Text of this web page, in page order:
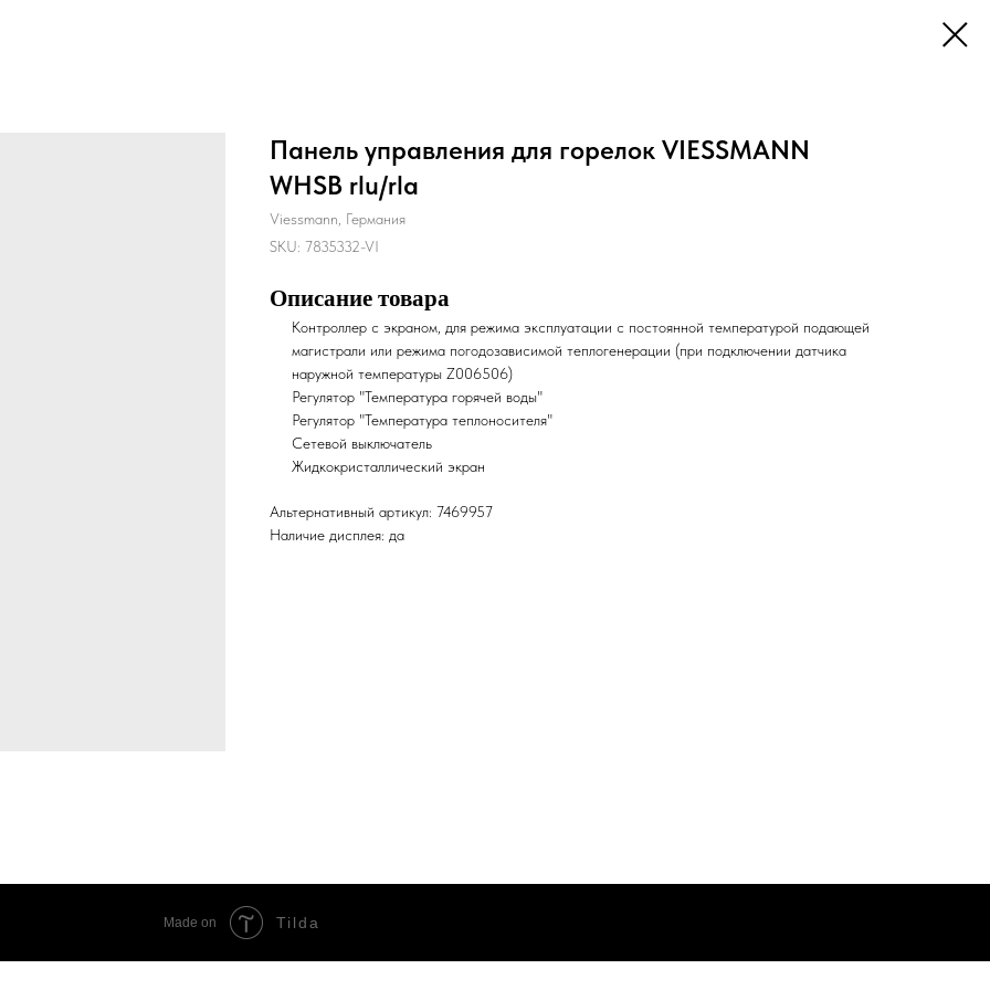
Панель управления для горелок VIESSMANN
WHSB rlu/rla
Viessmann, Германия
SKU: 7835332-VI
Описание товара
Контроллер с экраном, для режима эксплуатации с постоянной температурой подающей
магистрали или режима погодозависимой теплогенерации (при подключении датчика
наружной температуры Z006506)
Регулятор "Температура горячей воды"
Регулятор "Температура теплоносителя"
Cетевой выключатель
Жидкокристаллический экран
Альтернативный артикул: 7469957
Наличие дисплея: да
Made on Tilda